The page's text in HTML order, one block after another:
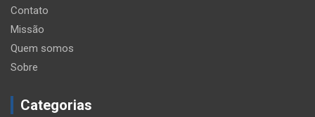
Contato
Missão
Quem somos
Sobre
Categorias